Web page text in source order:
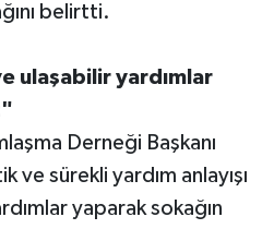
belirtti.
ulaşabilir yardımlar
Derneği Başkanı
sürekli yardım anlayışı
yaparak sokağın